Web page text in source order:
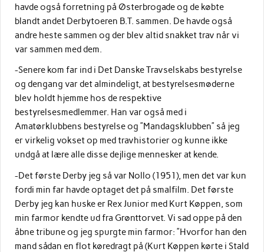
havde også forretning på Østerbrogade og de købte
blandt andet Derbytoeren B.T. sammen. De havde også
andre heste sammen og der blev altid snakket trav når vi
var sammen med dem.
-Senere kom far ind i Det Danske Travselskabs bestyrelse
og dengang var det almindeligt, at bestyrelsesmøderne
blev holdt hjemme hos de respektive
bestyrelsesmedlemmer. Han var også med i
Amatørklubbens bestyrelse og ”Mandagsklubben” så jeg
er virkelig vokset op med travhistorier og kunne ikke
undgå at lære alle disse dejlige mennesker at kende.
-Det første Derby jeg så var Nollo (1951), men det var kun
fordi min far havde optaget det på smalfilm. Det første
Derby jeg kan huske er Rex Junior med Kurt Køppen, som
min farmor kendte ud fra Grønttorvet. Vi sad oppe på den
åbne tribune og jeg spurgte min farmor: ”Hvorfor han den
mand sådan en flot køredragt på (Kurt Køppen kørte i Stald